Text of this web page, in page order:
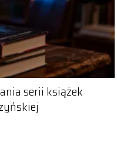
serii książek